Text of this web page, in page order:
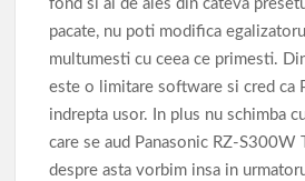
fond si ai de ales din cateva
pacate, nu poti modifica
multumesti cu ceea ce primesti.
este o limitare software si cred ca
indrepta usor. In plus nu schimba
care se aud Panasonic RZ-S300W
despre asta vorbim insa in